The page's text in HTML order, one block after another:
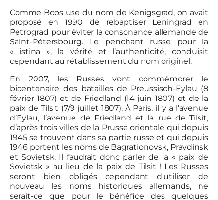
Comme Boos use du nom de Kenigsgrad, on avait
proposé en 1990 de rebaptiser Leningrad en
Petrograd pour éviter la consonance allemande de
Saint-Pétersbourg. Le penchant russe pour la
« istina », la vérité et l’authenticité, conduisit
cependant au rétablissement du nom originel.
En 2007, les Russes vont commémorer le
bicentenaire des batailles de Preussisch-Eylau (8
février 1807) et de Friedland (14 juin 1807) et de la
paix de Tilsit (7/9 juillet 1807). À Paris, il y a l’avenue
d’Eylau, l’avenue de Friedland et la rue de Tilsit,
d’après trois villes de la Prusse orientale qui depuis
1945 se trouvent dans sa partie russe et qui depuis
1946 portent les noms de Bagrationovsk, Pravdinsk
et Sovietsk. Il faudrait donc parler de la « paix de
Sovietsk » au lieu de la paix de Tilsit ! Les Russes
seront bien obligés cependant d’utiliser de
nouveau les noms historiques allemands, ne
serait-ce que pour le bénéfice des quelques